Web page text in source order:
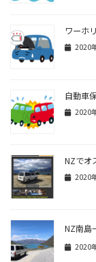
ワーホ
2020
自動車
2020
NZでオ
2020
NZ南島
2020